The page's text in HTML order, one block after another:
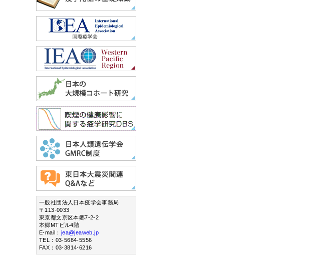
一般社団法人日本疫学会事務局
〒113-0033
東京都文京区本郷7-2-2
本郷MTビル4階
E-mail： jea@jeaweb.jp
TEL：03-5684-5556
FAX：03-3814-6216